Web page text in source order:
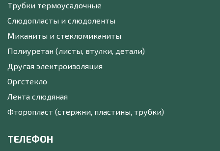
Трубки термоусадочные
Слюдопласты и слюдоленты
Миканиты и стекломиканиты
Полиуретан (листы, втулки, детали)
Другая электроизоляция
Оргстекло
Лента слюдяная
Фторопласт (стержни, пластины, трубки)
ТЕЛЕФОН